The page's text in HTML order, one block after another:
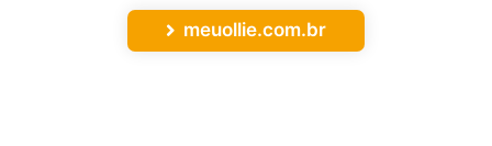
meuollie.com.br